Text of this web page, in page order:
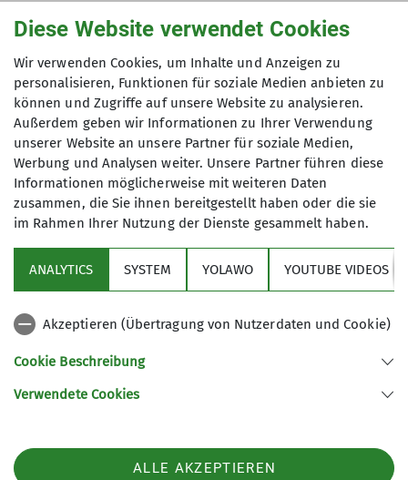
10. Sei dir deiner Verantwortung
bewusst!
sei selbstkritisch und offen für Feedback
sprich Fehler an, auch die Anderer
halte dich auf dem neuesten Stand
nimm Rücksicht auf Andere
Sektion
Aktuelles
88400 Biberach
Telefon +4973513207575
Diese Website verwendet Cookies
Wir verwenden Cookies, um Inhalte und Anzeigen zu
personalisieren, Funktionen für soziale Medien anbieten zu
können und Zugriffe auf unsere Website zu analysieren.
Außerdem geben wir Informationen zu Ihrer Verwendung
unserer Website an unsere Partner für soziale Medien,
Werbung und Analysen weiter. Unsere Partner führen diese
Informationen möglicherweise mit weiteren Daten
zusammen, die Sie ihnen bereitgestellt haben oder die sie
im Rahmen Ihrer Nutzung der Dienste gesammelt haben.
ANALYTICS SYSTEM YOLAWO YOUTUBE VIDEOS
Akzeptieren (Übertragung von Nutzerdaten und Cookie)
Cookie Beschreibung
Verwendete Cookies
ALLE AKZEPTIEREN